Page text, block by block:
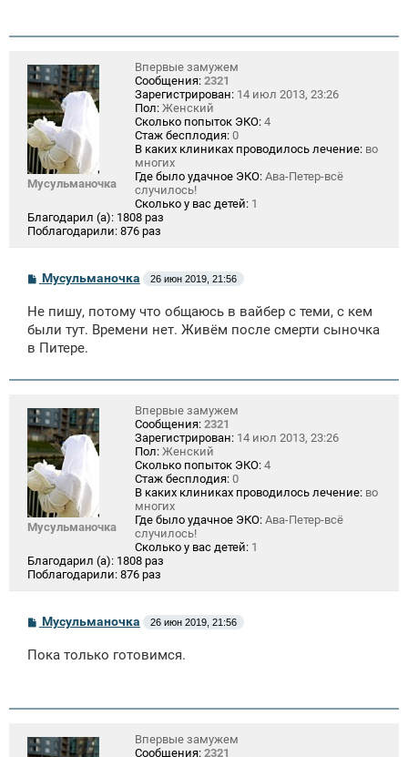
и
Мусульманочка
Впервые замужем
Сообщения: 2321
Зарегистрирован: 14 июл 2013, 23:26
Пол: Женский
Сколько попыток ЭКО: 4
Стаж бесплодия: 0
В каких клиниках проводилось лечение: во
многих
Где было удачное ЭКО: Ава-Петер-всё
случилось!
Сколько у вас детей: 1
Благодарил (а): 1808 раз
Поблагодарили: 876 раз
С
б
щ
е
н
е
Мусульманочка 26 июн 2019, 21:56
Не пишу, потому что общаюсь в вайбер с теми, с кем
были тут. Времени нет. Живём после смерти сыночка
в Питере.
Мусульманочка
Впервые замужем
Сообщения: 2321
Зарегистрирован: 14 июл 2013, 23:26
Пол: Женский
Сколько попыток ЭКО: 4
Стаж бесплодия: 0
В каких клиниках проводилось лечение: во
многих
Где было удачное ЭКО: Ава-Петер-всё
случилось!
Сколько у вас детей: 1
Благодарил (а): 1808 раз
Поблагодарили: 876 раз
С
б
и
Мусульманочка 26 июн 2019, 21:56
Пока только готовимся.
Впервые замужем
Сообщения: 2321